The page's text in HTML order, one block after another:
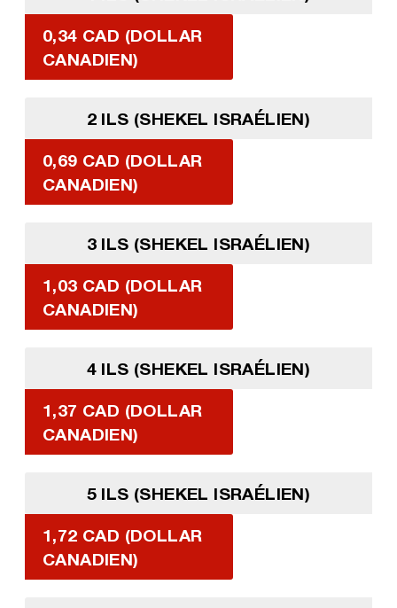
0,34 CAD (DOLLAR
CANADIEN)
2 ILS (SHEKEL ISRAÉLIEN)
0,69 CAD (DOLLAR
CANADIEN)
3 ILS (SHEKEL ISRAÉLIEN)
1,03 CAD (DOLLAR
CANADIEN)
4 ILS (SHEKEL ISRAÉLIEN)
1,37 CAD (DOLLAR
CANADIEN)
5 ILS (SHEKEL ISRAÉLIEN)
1,72 CAD (DOLLAR
CANADIEN)